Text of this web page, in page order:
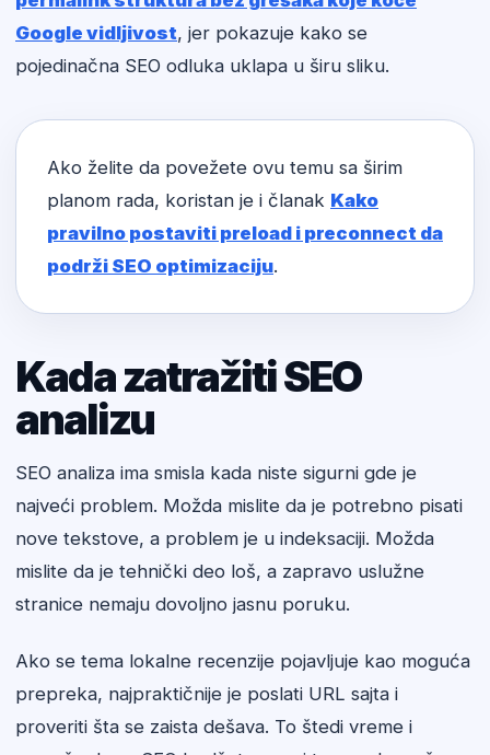
Google vidljivost, jer pokazuje kako se
pojedinačna SEO odluka uklapa u širu sliku.
Ako želite da povežete ovu temu sa širim
planom rada, koristan je i članak Kako
pravilno postaviti preload i preconnect da
podrži SEO optimizaciju.
Kada zatražiti SEO
analizu
SEO analiza ima smisla kada niste sigurni gde je
najveći problem. Možda mislite da je potrebno pisati
nove tekstove, a problem je u indeksaciji. Možda
mislite da je tehnički deo loš, a zapravo uslužne
stranice nemaju dovoljno jasnu poruku.
Ako se tema lokalne recenzije pojavljuje kao moguća
prepreka, najpraktičnije je poslati URL sajta i
proveriti šta se zaista dešava. To štedi vreme i